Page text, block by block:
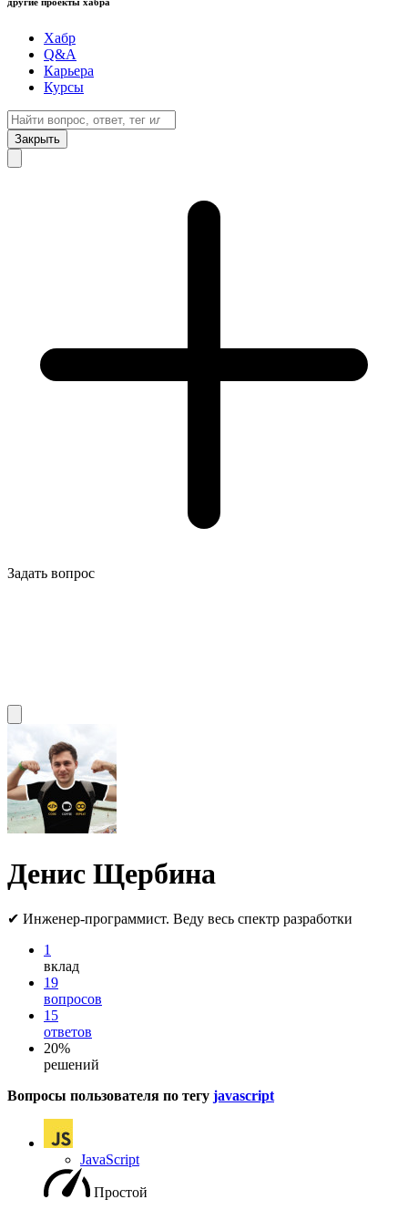
Хабр
Q&A
Карьера
Курсы
Закрыть
Задать вопрос
Денис Щербина
✔ Инженер-программист. Веду весь спектр разработки
1
вклад
19
вопросов
15
ответов
20%
решений
Вопросы пользователя по тегу javascript
JavaScript
Простой